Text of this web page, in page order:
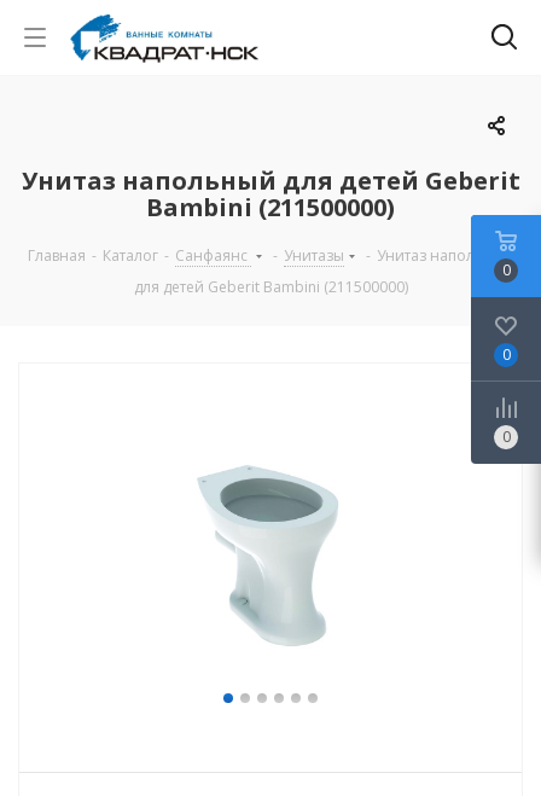
Унитаз напольный для детей Geberit
Bambini (211500000)
Главная - Каталог - Санфаянс - Унитазы - Унитаз напольный
для детей Geberit Bambini (211500000)
0
0
0